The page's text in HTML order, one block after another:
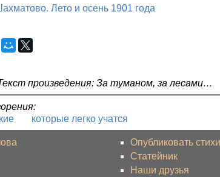
Лето и осень 1901 года
произведения: За туманом, за лесами…
которые легко учатся
Опубликовать стихи
Статейник
Наши друзья